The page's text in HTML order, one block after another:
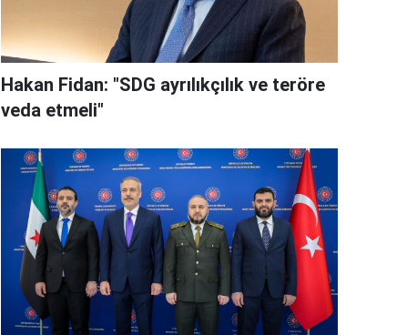
Hakan Fidan: "SDG ayrılıkçılık ve teröre
veda etmeli"